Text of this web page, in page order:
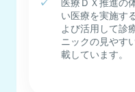
い医療を実施す
よび活用して診
ニックの見やす
載しています。